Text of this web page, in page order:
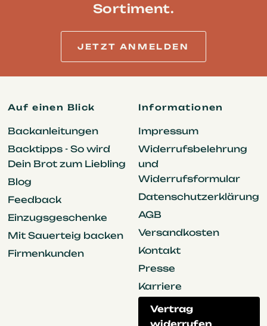
Sortiment.
JETZT ANMELDEN
Auf einen Blick
Backanleitungen
Backtipps - So wird
Dein Brot zum Liebling
Blog
Feedback
Einzugsgeschenke
Mit Sauerteig backen
Firmenkunden
Informationen
Impressum
Widerrufsbelehrung
und
Widerrufsformular
Datenschutzerklärung
AGB
Versandkosten
Kontakt
Presse
Karriere
Vertrag
widerrufen